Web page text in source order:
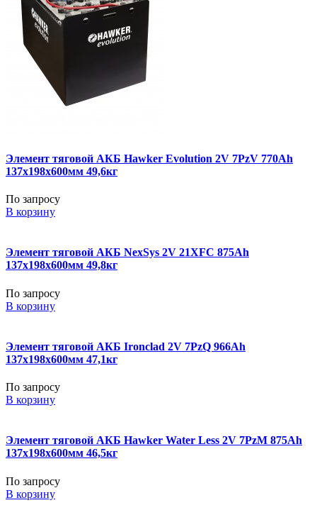
Элемент тяговой АКБ Hawker Evolution 2V 7PzV 770Ah
137x198x600мм 49,6кг
По запросу
В корзину
Элемент тяговой АКБ NexSys 2V 21XFC 875Ah
137x198x600мм 49,8кг
По запросу
В корзину
Элемент тяговой АКБ Ironclad 2V 7PzQ 966Ah
137x198x600мм 47,1кг
По запросу
В корзину
Элемент тяговой АКБ Hawker Water Less 2V 7PzM 875Ah
137x198x600мм 46,5кг
По запросу
В корзину